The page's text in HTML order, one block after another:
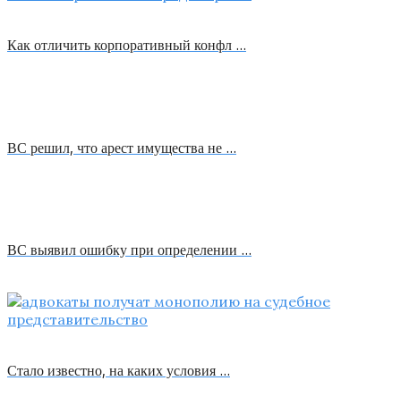
Как отличить корпоративный конфл …
ВС решил, что арест имущества не …
ВС выявил ошибку при определении …
Стало известно, на каких условия …